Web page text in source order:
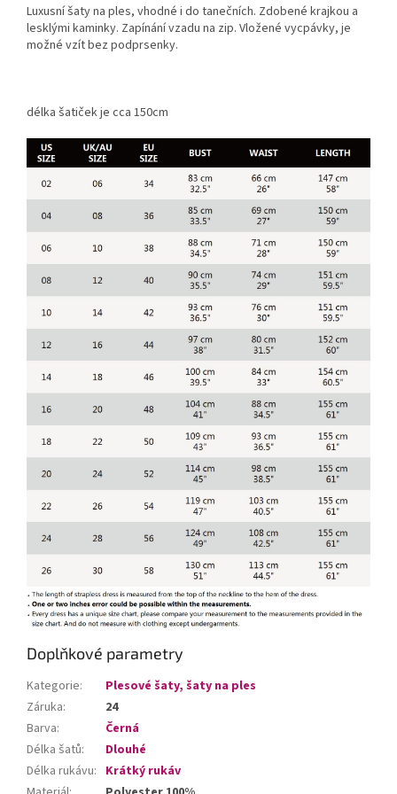
Luxusní šaty na ples, vhodné i do tanečních. Zdobené krajkou a
lesklými kaminky. Zapínání vzadu na zip. Vložené vycpávky, je
možné vzít bez podprsenky.
délka šatiček je cca 150cm
Doplňkové parametry
Kategorie:
Plesové šaty, šaty na ples
Záruka:
24
Barva:
Černá
Délka šatů:
Dlouhé
Délka rukávu: Krátký rukáv